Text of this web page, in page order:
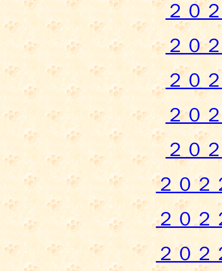
２０
２０
２０
２０
２０
２０２
２０２
２０２